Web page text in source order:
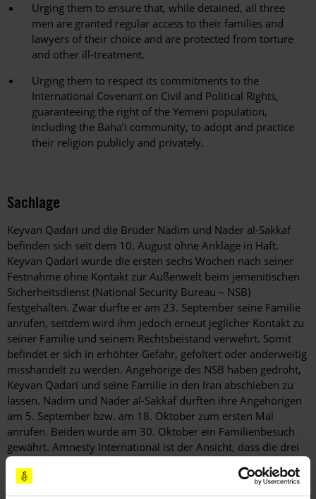
Urging them to ensure that, while detained, all three
men are granted regular access to their families and
lawyers of their choice and are protected from torture
and other ill-treatment.
Urging them to respect its commitments to the
International Covenant on Civil and Political Rights,
guaranteeing the right of the Yemeni population,
including the Baha’i community, to adopt and practice
their religion publicly and privately.
Sachlage
Keyvan Qadari und die Brüder Nadim und Nader al-Sakkaf
befinden sich seit dem 10. August ohne Anklage in Haft.
Keyvan Qadari wurde die ersten sechs Wochen nach seiner
Festnahme ohne Kontakt zur Außenwelt beim jemenitischen
Sicherheitsdienst (National Security Bureau – NSB)
festgehalten. Zwar durfte er am 23. September seine Familie
anrufen, seitdem wird ihm jedoch erneut jeglicher Kontakt zu
seiner Familie und seinem Rechtsbeistand verwehrt. Somit
befindet er sich in erhöhter Gefahr, gefoltert oder anderweitig
misshandelt zu werden. Angehörige des NSB haben gedroht,
Keyvan Qadari und seine Familie in den Iran abschieben zu
lassen. Nadim und Nader al-Sakkaf durften ihre Angehörigen
am 5. September bzw. am 18. Oktober zum ersten Mal
anrufen. Beiden wurde am 30. Oktober ein Familienbesuch
gewährt. Amnesty International ist der Ansicht, dass die drei
Männer nur aufgrund ihres Glaubens oder ihrer friedlichen
Aktivitäten für die religiösen Minderheit der Baha'i
festgenommen und inhaftiert worden sind.